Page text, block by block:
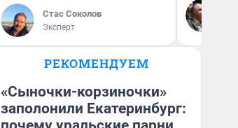
Стас Соколов
Эксперт
РЕКОМЕНДУЕМ
«Сыночки-корзиночки»
заполонили Екатеринбург: